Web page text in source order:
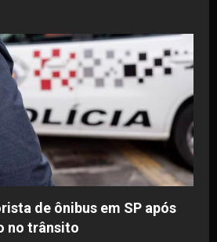
de ônibus em SP após
no trânsito